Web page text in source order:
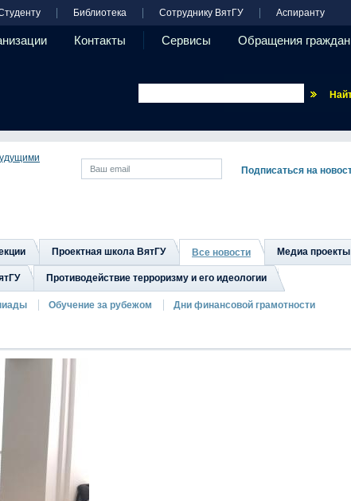
Библиотека Сотруднику ВятГУ Аспиранту
Контакты Сервисы Обращения граждан
Проектная школа ВятГУ Все новости Медиа проекты
Противодействие терроризму и его идеологии
Обучение за рубежом Дни финансовой грамотности